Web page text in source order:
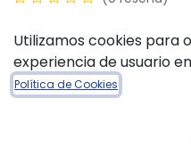
$468.900,00
Utilizamos cookies para
experiencia de usuario
Política de Cookies